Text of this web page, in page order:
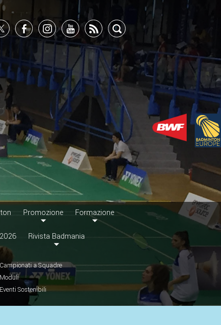
Promozione Formazione
Rivista Badmania
Campionati a Squadre
Moduli
Eventi Sostenibili